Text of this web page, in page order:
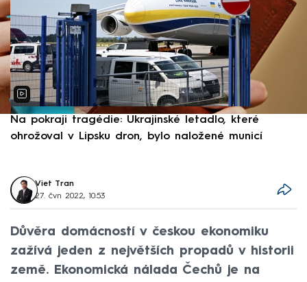
Na pokraji tragédie: Ukrajinské letadlo, které
ohrožoval v Lipsku dron, bylo naložené municí
Viet Tran
27. čvn 2022, 10:53
Důvěra domácností v českou ekonomiku
zažívá jeden z největších propadů v historii
země. Ekonomická nálada Čechů je na